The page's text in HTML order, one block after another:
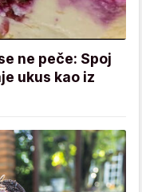
ne peče: Spoj
ukus kao iz